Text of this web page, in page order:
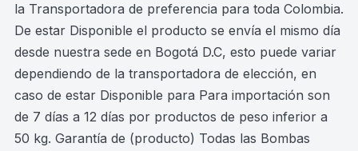
la Transportadora de preferencia para toda Colombia.
De estar Disponible el producto se envía el mismo día
desde nuestra sede en Bogotá D.C, esto puede variar
dependiendo de la transportadora de elección, en
caso de estar Disponible para Para importación son
de 7 días a 12 días por productos de peso inferior a
50 kg. Garantía de (producto) Todas las Bombas